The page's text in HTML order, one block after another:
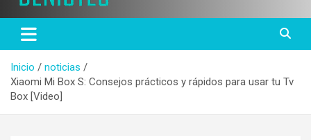
DenisTec
Inicio
noticias
Xiaomi Mi Box S: Consejos prácticos y rápidos para usar tu Tv
Box [Video]